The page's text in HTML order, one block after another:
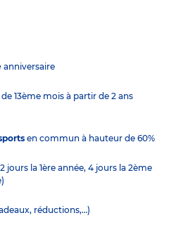
anniversaire
de 13ème mois à partir de 2 ans
en commun à hauteur de 60%
jours la 1ère année, 4 jours la 2ème
réductions,…)